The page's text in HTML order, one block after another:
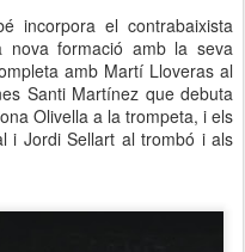
incorpora el contrabaixista
nova formació amb la seva
amb Martí Lloveras al
Santi Martínez que debuta
Olivella a la trompeta, i els
i Jordi Sellart al trombó i als